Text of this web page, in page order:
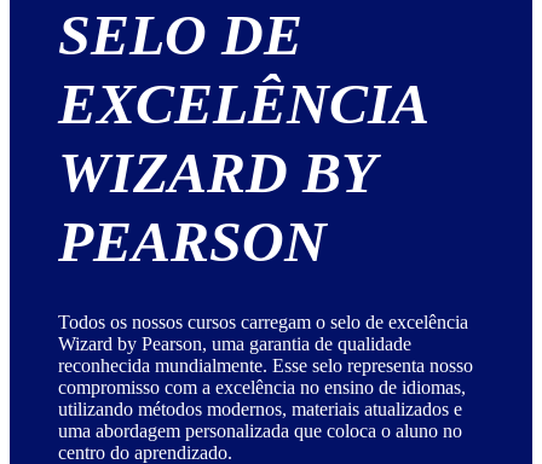
SELO DE
EXCELÊNCIA
WIZARD BY
PEARSON
Todos os nossos cursos carregam o selo de excelência
Wizard by Pearson, uma garantia de qualidade
reconhecida mundialmente. Esse selo representa nosso
compromisso com a excelência no ensino de idiomas,
utilizando métodos modernos, materiais atualizados e
uma abordagem personalizada que coloca o aluno no
centro do aprendizado.